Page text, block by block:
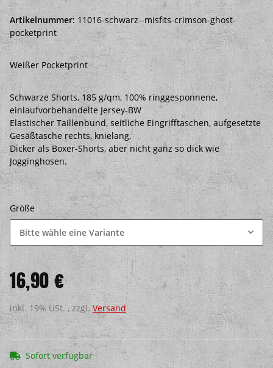
Artikelnummer: 11016-schwarz--misfits-crimson-ghost-
pocketprint
Weißer Pocketprint
Schwarze Shorts, 185 g/qm, 100% ringgesponnene,
einlaufvorbehandelte Jersey-BW
Elastischer Taillenbund, seitliche Eingrifftaschen, aufgesetzte
Gesäßtasche rechts, knielang.
Dicker als Boxer-Shorts, aber nicht ganz so dick wie
Jogginghosen.
Größe
Bitte wähle eine Variante
16,90 €
inkl. 19% USt. , zzgl. Versand
Sofort verfügbar